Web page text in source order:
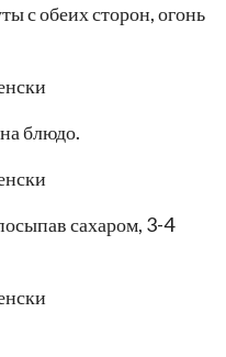
с обеих сторон, огонь
блюдо.
сахаром, 3-4